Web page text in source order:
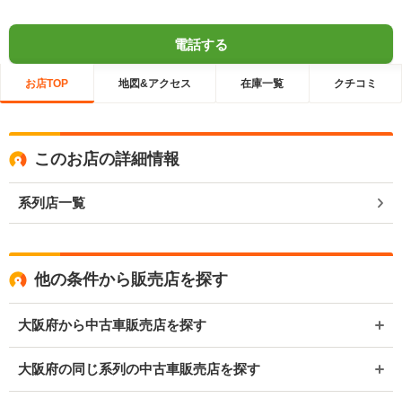
電話する
お店TOP 地図&アクセス 在庫一覧 クチコミ
このお店の詳細情報
系列店一覧
他の条件から販売店を探す
大阪府から中古車販売店を探す
大阪府の同じ系列の中古車販売店を探す